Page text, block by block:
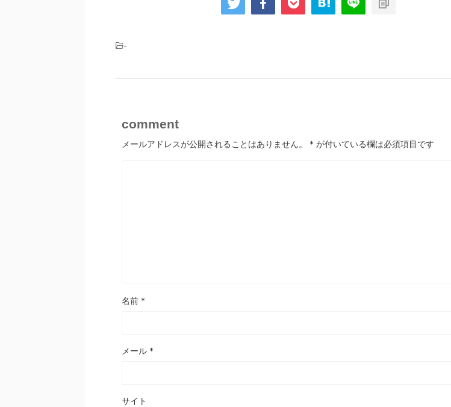
-
comment
メールアドレスが公開されることはありません。 * が付いている欄は必須項目です
名前 *
メール *
サイト